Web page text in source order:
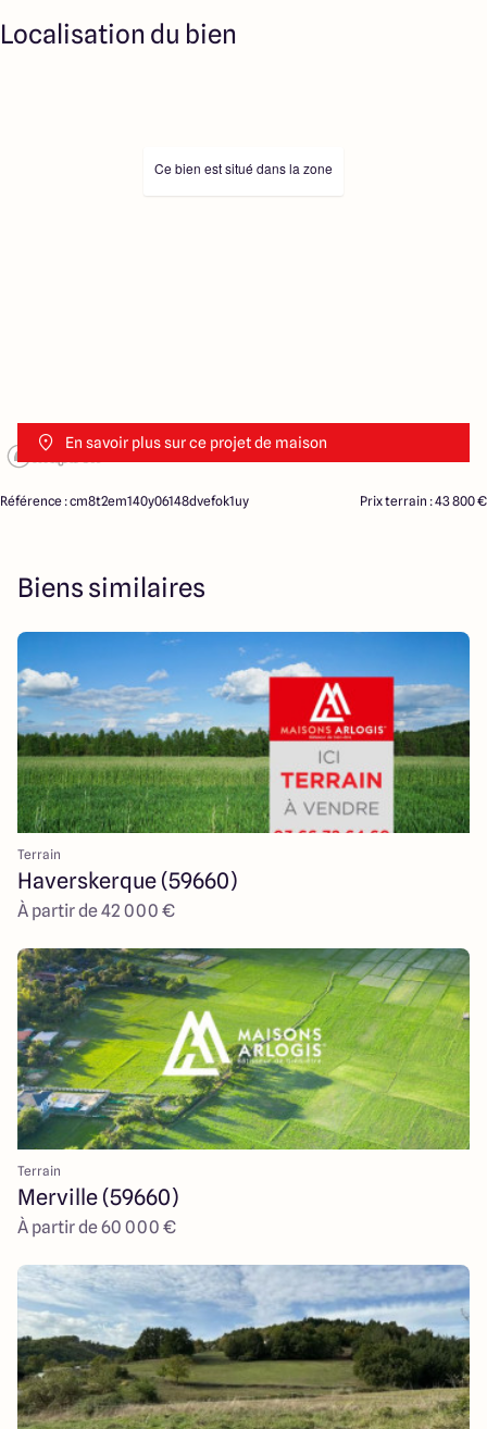
Localisation du bien
En savoir plus sur ce projet de maison
Ce bien est situé dans la zone
Référence : cm8t2em140y06148dvefok1uy Prix terrain : 43 800 €
Biens similaires
Terrain
Haverskerque (59660)
À partir de 42 000 €
Terrain
Merville (59660)
À partir de 60 000 €